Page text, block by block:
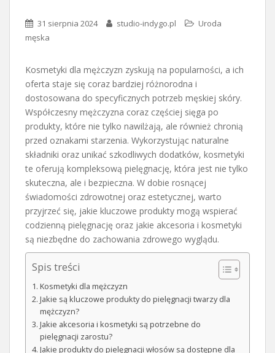
31 sierpnia 2024 studio-indygo.pl
Uroda
męska
Kosmetyki dla mężczyzn zyskują na popularności, a ich
oferta staje się coraz bardziej różnorodna i
dostosowana do specyficznych potrzeb męskiej skóry.
Współczesny mężczyzna coraz częściej sięga po
produkty, które nie tylko nawilżają, ale również chronią
przed oznakami starzenia. Wykorzystując naturalne
składniki oraz unikać szkodliwych dodatków, kosmetyki
te oferują kompleksową pielęgnację, która jest nie tylko
skuteczna, ale i bezpieczna. W dobie rosnącej
świadomości zdrowotnej oraz estetycznej, warto
przyjrzeć się, jakie kluczowe produkty mogą wspierać
codzienną pielęgnację oraz jakie akcesoria i kosmetyki
są niezbędne do zachowania zdrowego wyglądu.
Spis treści
Kosmetyki dla mężczyzn
Jakie są kluczowe produkty do pielęgnacji twarzy dla
mężczyzn?
Jakie akcesoria i kosmetyki są potrzebne do
pielęgnacji zarostu?
Jakie produkty do pielęgnacji włosów są dostępne dla